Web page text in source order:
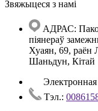
Звяжыцеся з намі
АДРАС:
піянераў
Хуаян, 69, раён
Шаньдун, Кітай
Тэл.: